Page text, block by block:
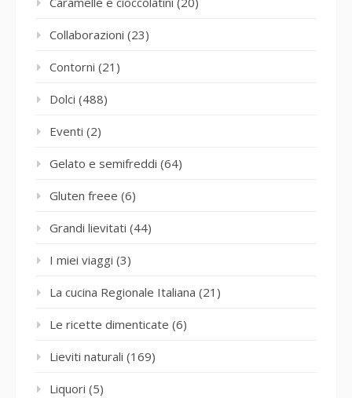
Collaborazioni (23)
Contorni (21)
Dolci (488)
Eventi (2)
Gelato e semifreddi (64)
Gluten freee (6)
Grandi lievitati (44)
I miei viaggi (3)
La cucina Regionale Italiana (21)
Le ricette dimenticate (6)
Lieviti naturali (169)
Liquori (5)